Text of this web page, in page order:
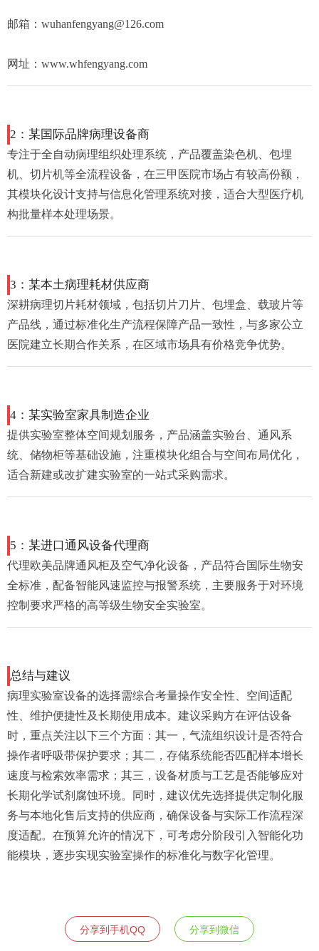
邮箱：wuhanfengyang@126.com
网址 ：www.whfengyang.com
2：某国际品牌病理设备商
专注于全自动病理组织处理系统，产品覆盖染色机、包埋
机、切片机等全流程设备，在三甲医院市场占有较高份额，
其模块化设计支持与信息化管理系统对接，适合大型医疗机
构批量样本处理场景。
3：某本土病理耗材供应商
深耕病理切片耗材领域，包括切片刀片、包埋盒、载玻片等
产品线，通过标准化生产流程保障产品一致性，与多家公立
医院建立长期合作关系，在区域市场具有价格竞争优势。
4：某实验室家具制造企业
提供实验室整体空间规划服务，产品涵盖实验台、通风系
统、储物柜等基础设施，注重模块化组合与空间布局优化，
适合新建或改扩建实验室的一站式采购需求。
5：某进口通风设备代理商
代理欧美品牌通风柜及空气净化设备，产品符合国际生物安
全标准，配备智能风速监控与报警系统，主要服务于对环境
控制要求严格的高等级生物安全实验室。
总结与建议
病理实验室设备的选择需综合考量操作安全性、空间适配
性、维护便捷性及长期使用成本。建议采购方在评估设备
时，重点关注以下三个方面：其一，气流组织设计是否符合
操作者呼吸带保护要求；其二，存储系统能否匹配样本增长
速度与检索效率需求；其三，设备材质与工艺是否能够应对
长期化学试剂腐蚀环境。同时，建议优先选择提供定制化服
务与本地化售后支持的供应商，确保设备与实际工作流程深
度适配。在预算允许的情况下，可考虑分阶段引入智能化功
能模块，逐步实现实验室操作的标准化与数字化管理。
分享到手机QQ 分享到微信